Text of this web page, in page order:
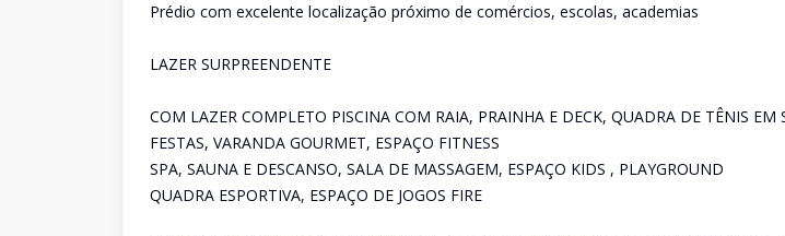
Prédio com excelente localização próximo de comércios, escolas, academias
LAZER SURPREENDENTE
COM LAZER COMPLETO PISCINA COM RAIA, PRAINHA E DECK, QUADRA DE TÊNIS EM
FESTAS, VARANDA GOURMET, ESPAÇO FITNESS
SPA, SAUNA E DESCANSO, SALA DE MASSAGEM, ESPAÇO KIDS , PLAYGROUND
QUADRA ESPORTIVA, ESPAÇO DE JOGOS FIRE